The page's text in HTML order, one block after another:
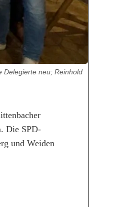
Delegierte neu; Reinhold
Die SPD-
und Weiden